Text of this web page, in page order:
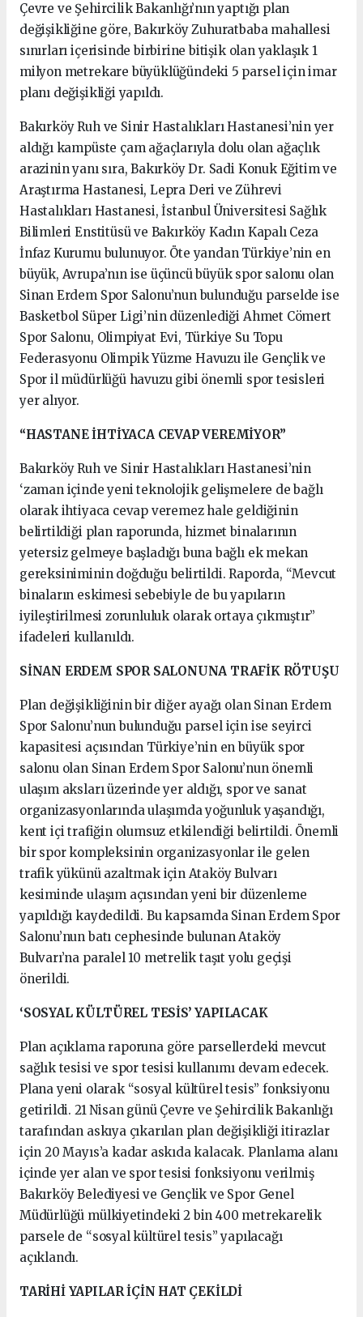
Çevre ve Şehircilik Bakanlığı’nın yaptığı plan
değişikliğine göre, Bakırköy Zuhuratbaba mahallesi
sınırları içerisinde birbirine bitişik olan yaklaşık 1
milyon metrekare büyüklüğündeki 5 parsel için imar
planı değişikliği yapıldı.
Bakırköy Ruh ve Sinir Hastalıkları Hastanesi’nin yer
aldığı kampüste çam ağaçlarıyla dolu olan ağaçlık
arazinin yanı sıra, Bakırköy Dr. Sadi Konuk Eğitim ve
Araştırma Hastanesi, Lepra Deri ve Zührevi
Hastalıkları Hastanesi, İstanbul Üniversitesi Sağlık
Bilimleri Enstitüsü ve Bakırköy Kadın Kapalı Ceza
İnfaz Kurumu bulunuyor. Öte yandan Türkiye’nin en
büyük, Avrupa’nın ise üçüncü büyük spor salonu olan
Sinan Erdem Spor Salonu’nun bulunduğu parselde ise
Basketbol Süper Ligi’nin düzenlediği Ahmet Cömert
Spor Salonu, Olimpiyat Evi, Türkiye Su Topu
Federasyonu Olimpik Yüzme Havuzu ile Gençlik ve
Spor il müdürlüğü havuzu gibi önemli spor tesisleri
yer alıyor.
“HASTANE İHTİYACA CEVAP VEREMİYOR”
Bakırköy Ruh ve Sinir Hastalıkları Hastanesi’nin
‘zaman içinde yeni teknolojik gelişmelere de bağlı
olarak ihtiyaca cevap veremez hale geldiğinin
belirtildiği plan raporunda, hizmet binalarının
yetersiz gelmeye başladığı buna bağlı ek mekan
gereksiniminin doğduğu belirtildi. Raporda, “Mevcut
binaların eskimesi sebebiyle de bu yapıların
iyileştirilmesi zorunluluk olarak ortaya çıkmıştır”
ifadeleri kullanıldı.
SİNAN ERDEM SPOR SALONUNA TRAFİK RÖTUŞU
Plan değişikliğinin bir diğer ayağı olan Sinan Erdem
Spor Salonu’nun bulunduğu parsel için ise seyirci
kapasitesi açısından Türkiye’nin en büyük spor
salonu olan Sinan Erdem Spor Salonu’nun önemli
ulaşım aksları üzerinde yer aldığı, spor ve sanat
organizasyonlarında ulaşımda yoğunluk yaşandığı,
kent içi trafiğin olumsuz etkilendiği belirtildi. Önemli
bir spor kompleksinin organizasyonlar ile gelen
trafik yükünü azaltmak için Ataköy Bulvarı
kesiminde ulaşım açısından yeni bir düzenleme
yapıldığı kaydedildi. Bu kapsamda Sinan Erdem Spor
Salonu’nun batı cephesinde bulunan Ataköy
Bulvarı’na paralel 10 metrelik taşıt yolu geçişi
önerildi.
‘SOSYAL KÜLTÜREL TESİS’ YAPILACAK
Plan açıklama raporuna göre parsellerdeki mevcut
sağlık tesisi ve spor tesisi kullanımı devam edecek.
Plana yeni olarak “sosyal kültürel tesis” fonksiyonu
getirildi. 21 Nisan günü Çevre ve Şehircilik Bakanlığı
tarafından askıya çıkarılan plan değişikliği itirazlar
için 20 Mayıs’a kadar askıda kalacak. Planlama alanı
içinde yer alan ve spor tesisi fonksiyonu verilmiş
Bakırköy Belediyesi ve Gençlik ve Spor Genel
Müdürlüğü mülkiyetindeki 2 bin 400 metrekarelik
parsele de “sosyal kültürel tesis” yapılacağı
açıklandı.
TARİHİ YAPILAR İÇİN HAT ÇEKİLDİ